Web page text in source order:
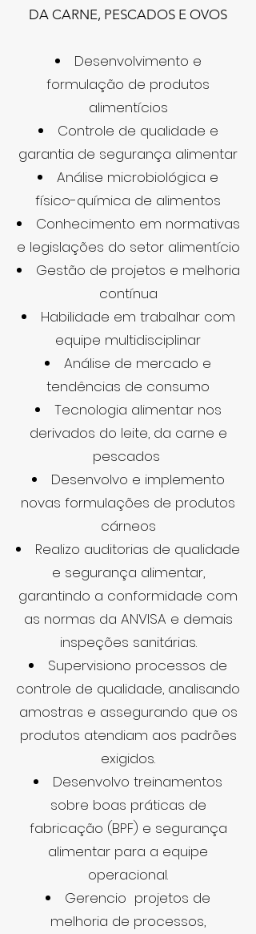
DA CARNE, PESCADOS E OVOS
Desenvolvimento e
formulação de produtos
alimentícios
Controle de qualidade e
garantia de segurança alimentar
Análise microbiológica e
físico-química de alimentos
Conhecimento em normativas
e legislações do setor alimentício
Gestão de projetos e melhoria
contínua
Habilidade em trabalhar com
equipe multidisciplinar
Análise de mercado e
tendências de consumo
Tecnologia alimentar nos
derivados do leite, da carne e
pescados
Desenvolvo e implemento
novas formulações de produtos
cárneos
Realizo auditorias de qualidade
e segurança alimentar,
garantindo a conformidade com
as normas da ANVISA e demais
inspeções sanitárias.
Supervisiono processos de
controle de qualidade, analisando
amostras e assegurando que os
produtos atendiam aos padrões
exigidos.
Desenvolvo treinamentos
sobre boas práticas de
fabricação (BPF) e segurança
alimentar para a equipe
operacional.
Gerencio projetos de
melhoria de processos,